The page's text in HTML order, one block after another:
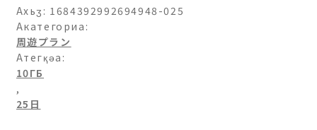
チ
リ-10ГБ-25
日
ахыԥхьаӡара
Ахьӡ: 1684392992694948-025
Акатегориа:
周遊プラン
Атегқәа:
10ГБ
,
25日